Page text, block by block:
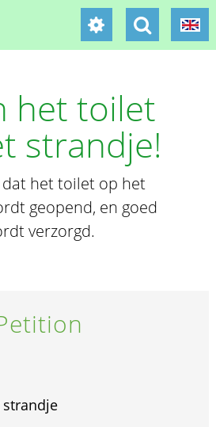
het toilet
strandje!
het toilet op het
geopend, en goed
verzorgd.
strandje